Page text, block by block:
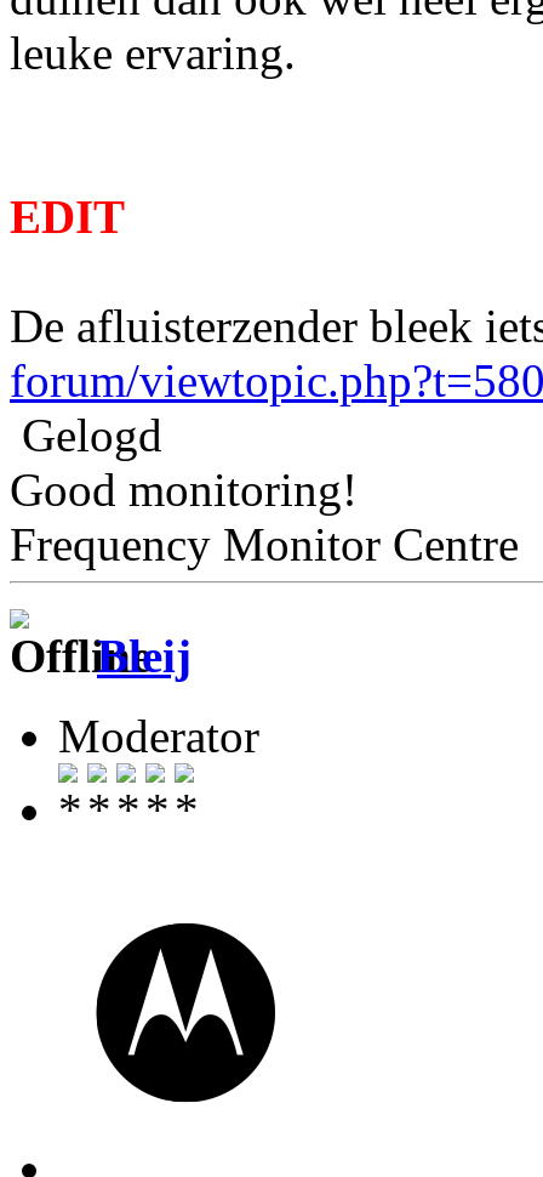
leuke ervaring.
EDIT
De afluisterzender bleek
forum/
Gelogd
Good monitoring!
Frequency Monitor Centre
Bleij
Moderator